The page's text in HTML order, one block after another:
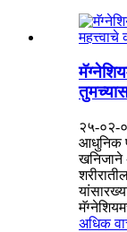
२५-०२-
आधुनिक
खनिजाने
अधिक